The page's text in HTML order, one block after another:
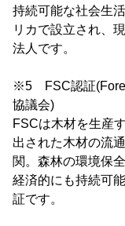
持続可能な社会生
リカで設立され、
法人です。
※5 FSC認証
協議会)
FSCは木材を生産
出された木材の流
関。森林の環境保
経済的にも持続可
証です。